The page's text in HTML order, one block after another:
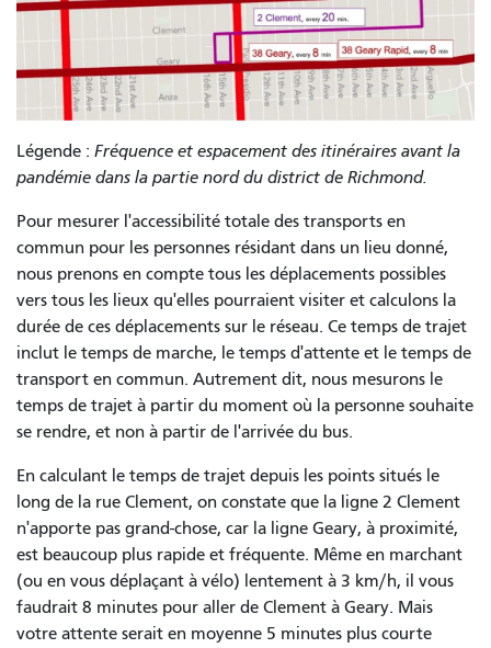
Légende : Fréquence et espacement des itinéraires avant la
pandémie dans la partie nord du district de Richmond.
Pour mesurer l'accessibilité totale des transports en
commun pour les personnes résidant dans un lieu donné,
nous prenons en compte tous les déplacements possibles
vers tous les lieux qu'elles pourraient visiter et calculons la
durée de ces déplacements sur le réseau. Ce temps de trajet
inclut le temps de marche, le temps d'attente et le temps de
transport en commun. Autrement dit, nous mesurons le
temps de trajet à partir du moment où la personne souhaite
se rendre, et non à partir de l'arrivée du bus.
En calculant le temps de trajet depuis les points situés le
long de la rue Clement, on constate que la ligne 2 Clement
n'apporte pas grand-chose, car la ligne Geary, à proximité,
est beaucoup plus rapide et fréquente. Même en marchant
(ou en vous déplaçant à vélo) lentement à 3 km/h, il vous
faudrait 8 minutes pour aller de Clement à Geary. Mais
votre attente serait en moyenne 5 minutes plus courte